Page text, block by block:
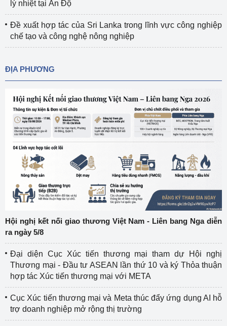
lý nhiệt tại Ấn Độ
Đề xuất hợp tác của Sri Lanka trong lĩnh vực công nghiệp
chế tạo và công nghệ nông nghiệp
ĐỊA PHƯƠNG
Hội nghị kết nối giao thương Việt Nam - Liên bang Nga diễn
ra ngày 5/8
Đại diện Cục Xúc tiến thương mại tham dự Hội nghị
Thương mại - Đầu tư ASEAN lần thứ 10 và ký Thỏa thuận
hợp tác Xúc tiến thương mại với META
Cục Xúc tiến thương mại và Meta thúc đẩy ứng dụng AI hỗ
trợ doanh nghiệp mở rộng thị trường